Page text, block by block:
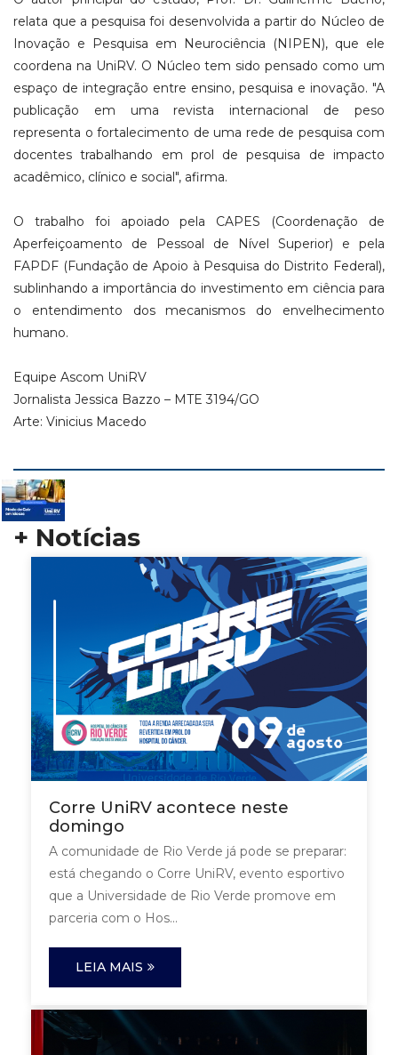
relata que a pesquisa foi desenvolvida a partir do Núcleo de
Inovação e Pesquisa em Neurociência (NIPEN), que ele
coordena na UniRV. O Núcleo tem sido pensado como um
espaço de integração entre ensino, pesquisa e inovação. "A
publicação em uma revista internacional de peso
representa o fortalecimento de uma rede de pesquisa com
docentes trabalhando em prol de pesquisa de impacto
acadêmico, clínico e social", afirma.
O trabalho foi apoiado pela CAPES (Coordenação de
Aperfeiçoamento de Pessoal de Nível Superior) e pela
FAPDF (Fundação de Apoio à Pesquisa do Distrito Federal),
sublinhando a importância do investimento em ciência para
o entendimento dos mecanismos do envelhecimento
humano.
Equipe Ascom UniRV
Jornalista Jessica Bazzo – MTE 3194/GO
Arte: Vinicius Macedo
+ Notícias
Corre UniRV acontece neste
domingo
A comunidade de Rio Verde já pode se preparar:
está chegando o Corre UniRV, evento esportivo
que a Universidade de Rio Verde promove em
parceria com o Hos...
LEIA MAIS